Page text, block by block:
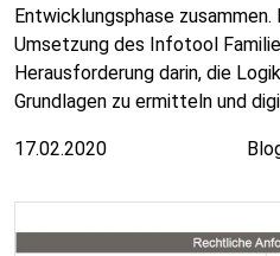
Entwicklungsphase
Umsetzung des Infotool
Herausforderung darin, die
Grundlagen zu ermitteln und
17.02.2020